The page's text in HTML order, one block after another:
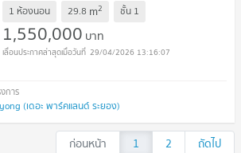
1 ห้องนอน 29.8 m2 ชั้น 1
1,550,000 บาท
29/04/2026 13:16:07
(เดอะ พาร์คแลนด์ ระยอง)
ก่อนหน้า 1 2 ถัดไป